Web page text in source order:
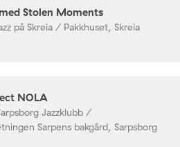
Stolen Moments
på Skreia / Pakkhuset, Skreia
NOLA
Jazzklubb /
Sarpens bakgård, Sarpsborg